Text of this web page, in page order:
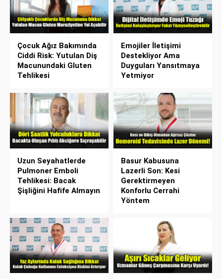
Çocuk Ağız Bakımında
Ciddi Risk: Yutulan Diş
Macunundaki Gluten
Tehlikesi
Emojiler İletişimi
Destekliyor Ama
Duyguları Yansıtmaya
Yetmiyor
Uzun Seyahatlerde
Pulmoner Emboli
Tehlikesi: Bacak
Şişliğini Hafife Almayın
Basur Kabusuna
Lazerli Son: Kesi
Gerektirmeyen
Konforlu Cerrahi
Yöntem